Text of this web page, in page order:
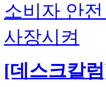
소비자 안
사장시켜
[데스크칼